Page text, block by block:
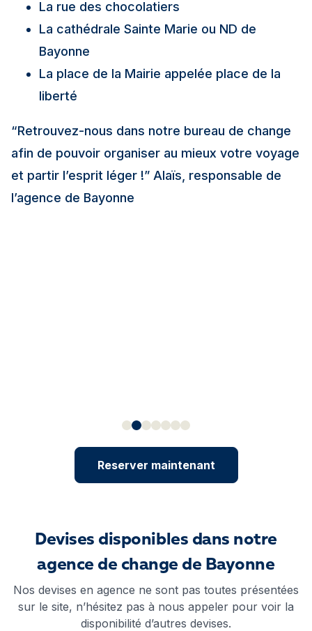
La rue des chocolatiers
La cathédrale Sainte Marie ou ND de
Bayonne
La place de la Mairie appelée place de la
liberté
“Retrouvez-nous dans notre bureau de change
afin de pouvoir organiser au mieux votre voyage
et partir l’esprit léger !” Alaïs, responsable de
l’agence de Bayonne
Reserver maintenant
Devises disponibles dans notre
agence de change de Bayonne
Nos devises en agence ne sont pas toutes présentées
sur le site, n’hésitez pas à nous appeler pour voir la
disponibilité d’autres devises.